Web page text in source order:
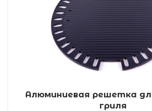
Алюминиевая решетка
гриля